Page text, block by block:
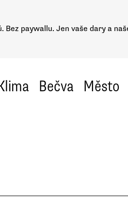
Bez paywallu. Jen vaše dary a
Bečva Město